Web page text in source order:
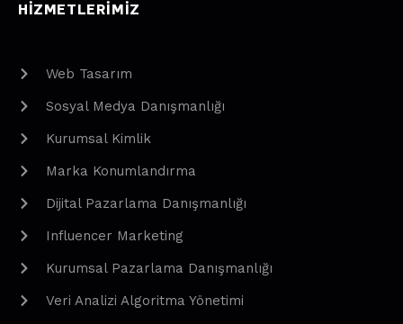
HIZMETLERIMIZ
Web Tasarım
Sosyal Medya Danışmanlığı
Kurumsal Kimlik
Marka Konumlandırma
Dijital Pazarlama Danışmanlığı
Influencer Marketing
Kurumsal Pazarlama Danışmanlığı
Veri Analizi Algoritma Yönetimi